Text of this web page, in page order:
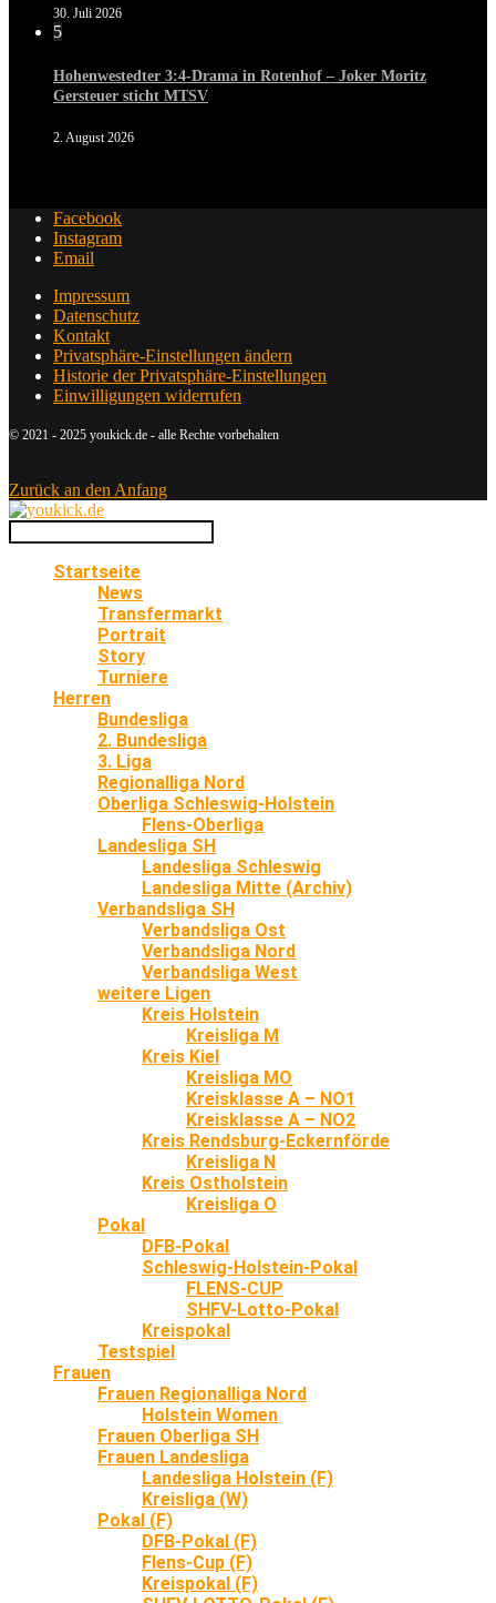
30. Juli 2026
5
Hohenwestedter 3:4-Drama in Rotenhof – Joker Moritz
Gersteuer sticht MTSV
2. August 2026
Facebook
Instagram
Email
Impressum
Datenschutz
Kontakt
Privatsphäre-Einstellungen ändern
Historie der Privatsphäre-Einstellungen
Einwilligungen widerrufen
© 2021 - 2025 youkick.de - alle Rechte vorbehalten
Zurück an den Anfang
Startseite
News
Transfermarkt
Portrait
Story
Turniere
Herren
Bundesliga
2. Bundesliga
3. Liga
Regionalliga Nord
Oberliga Schleswig-Holstein
Flens-Oberliga
Landesliga SH
Landesliga Schleswig
Landesliga Mitte (Archiv)
Verbandsliga SH
Verbandsliga Ost
Verbandsliga Nord
Verbandsliga West
weitere Ligen
Kreis Holstein
Kreisliga M
Kreis Kiel
Kreisliga MO
Kreisklasse A – NO1
Kreisklasse A – NO2
Kreis Rendsburg-Eckernförde
Kreisliga N
Kreis Ostholstein
Kreisliga O
Pokal
DFB-Pokal
Schleswig-Holstein-Pokal
FLENS-CUP
SHFV-Lotto-Pokal
Kreispokal
Testspiel
Frauen
Frauen Regionalliga Nord
Holstein Women
Frauen Oberliga SH
Frauen Landesliga
Landesliga Holstein (F)
Kreisliga (W)
Pokal (F)
DFB-Pokal (F)
Flens-Cup (F)
Kreispokal (F)